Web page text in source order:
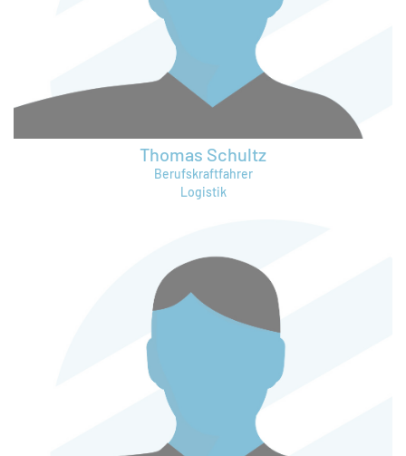
stefan.fries@bruening-group.de
thomas.schultz@bruening-group.de
Thomas Schultz
Berufskraftfahrer
Logistik